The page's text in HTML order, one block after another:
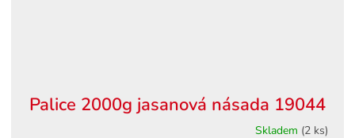
Palice 2000g jasanová násada 19044
Skladem (2 ks)